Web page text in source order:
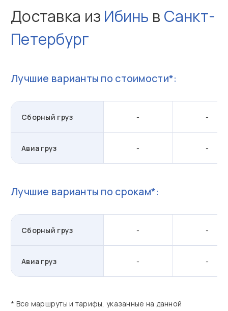
Доставка из Ибинь в Санкт-
Петербург
Лучшие варианты по стоимости*:
Сборный груз - -
Авиа груз - -
Лучшие варианты по срокам*:
Сборный груз - -
Авиа груз - -
* Все маршруты и тарифы, указанные на данной